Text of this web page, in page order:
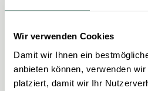
Wir verwenden Cookies
Damit wir Ihnen ein
anbieten können, verwenden
platziert, damit wir Ihr
E-Mail